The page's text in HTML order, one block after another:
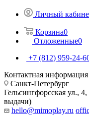
Личный
Корзина0
Отложенные0
+7 (812) 959-24-
Контактная информация
Санкт-Петербург
Гельсингфорсская ул.,
выдачи)
hello@mimoplay.ru